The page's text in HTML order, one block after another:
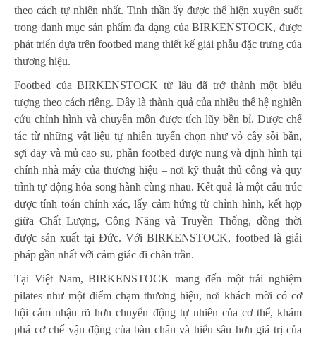
theo cách tự nhiên nhất. Tinh thần ấy được thể hiện xuyên suốt
trong danh mục sản phẩm đa dạng của BIRKENSTOCK, được
phát triển dựa trên footbed mang thiết kế giải phẫu đặc trưng của
thương hiệu.
Footbed của BIRKENSTOCK từ lâu đã trở thành một biểu
tượng theo cách riêng. Đây là thành quả của nhiều thế hệ nghiên
cứu chỉnh hình và chuyên môn được tích lũy bền bỉ. Được chế
tác từ những vật liệu tự nhiên tuyển chọn như vỏ cây sồi bần,
sợi đay và mủ cao su, phần footbed được nung và định hình tại
chính nhà máy của thương hiệu – nơi kỹ thuật thủ công và quy
trình tự động hóa song hành cùng nhau. Kết quả là một cấu trúc
được tính toán chính xác, lấy cảm hứng từ chỉnh hình, kết hợp
giữa Chất Lượng, Công Năng và Truyền Thống, đồng thời
được sản xuất tại Đức. Với BIRKENSTOCK, footbed là giải
pháp gần nhất với cảm giác đi chân trần.
Tại Việt Nam, BIRKENSTOCK mang đến một trải nghiệm
pilates như một điểm chạm thương hiệu, nơi khách mời có cơ
hội cảm nhận rõ hơn chuyển động tự nhiên của cơ thể, khám
phá cơ chế vận động của bàn chân và hiểu sâu hơn giá trị của